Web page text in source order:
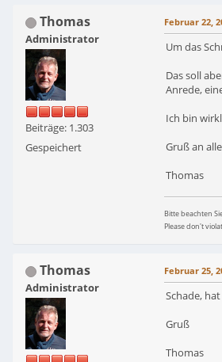
Thomas
Administrator
Beiträge: 1.303
Gespeichert
Februar 22,
Um das
Das soll
Anrede,
Ich bin
Gruß an alle
Thomas
Bitte beachten
Please don't
Thomas
Administrator
Februar 25,
Schade,
Gruß
Thomas